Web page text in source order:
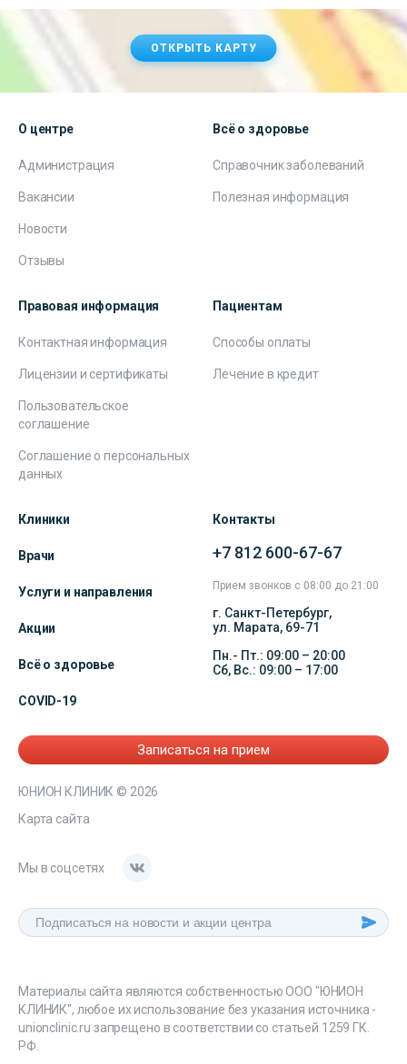
ОТКРЫТЬ КАРТУ
О центре
Администрация
Вакансии
Новости
Отзывы
Всё о здоровье
Справочник заболеваний
Полезная информация
Правовая информация
Контактная информация
Лицензии и сертификаты
Пользовательское
соглашение
Соглашение о персональных
данных
Пациентам
Способы оплаты
Лечение в кредит
Клиники
Врачи
Услуги и направления
Акции
Всё о здоровье
COVID-19
Контакты
+7 812 600-67-67
Прием звонков с 08:00 до 21:00
г. Санкт-Петербург,
ул. Марата, 69-71
Пн.- Пт.: 09:00 – 20:00
Сб, Вс.: 09:00 – 17:00
Записаться на прием
ЮНИОН КЛИНИК © 2026
Карта сайта
Мы в соцсетях
Материалы сайта являются собственностью ООО "ЮНИОН
КЛИНИК", любое их использование без указания источника -
unionclinic.ru запрещено в соответствии со статьей 1259 ГК.
РФ.